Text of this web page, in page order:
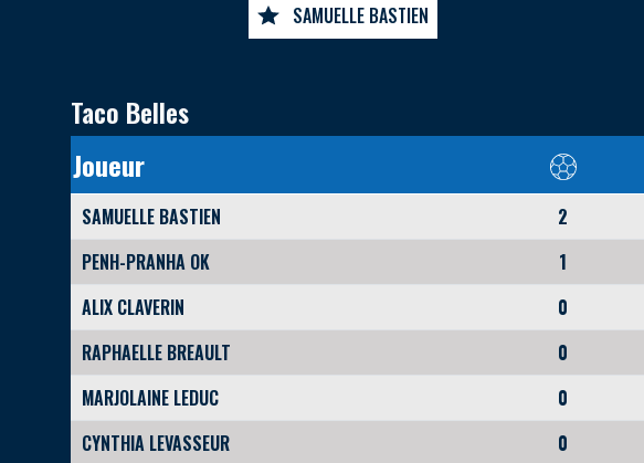
SAMUELLE BASTIEN
Taco Belles
Joueur
SAMUELLE BASTIEN 2
PENH-PRANHA OK
1
ALIX CLAVERIN
0
RAPHAELLE BREAULT
0
MARJOLAINE LEDUC
0
CYNTHIA LEVASSEUR
0